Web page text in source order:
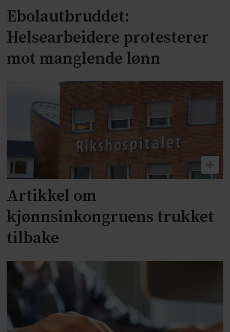
Ebolautbruddet:
Helsearbeidere protesterer
mot manglende lønn
Artikkel om
kjønnsinkongruens trukket
tilbake